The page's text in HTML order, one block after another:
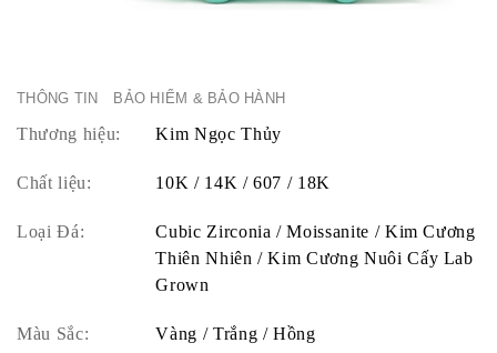
THÔNG TIN BẢO HIỂM & BẢO HÀNH
Thương hiệu: Kim Ngọc Thủy
Chất liệu: 10K / 14K / 607 / 18K
Loại Đá:
Cubic Zirconia / Moissanite / Kim Cương
Thiên Nhiên / Kim Cương Nuôi Cấy Lab
Grown
Màu Sắc: Vàng / Trắng / Hồng